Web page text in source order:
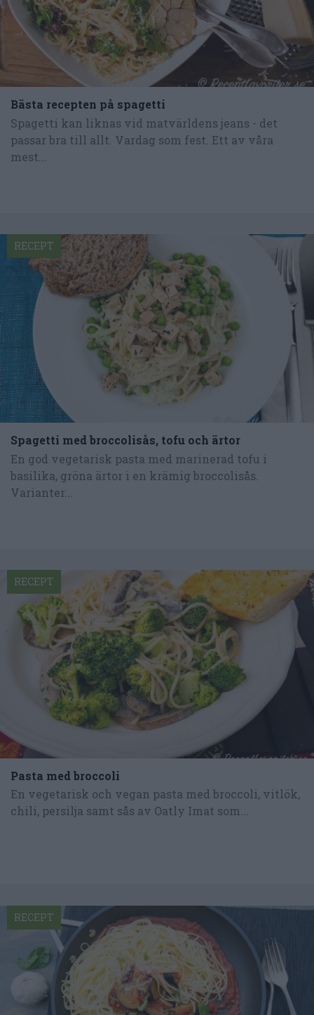
Bästa recepten på spagetti
Spagetti kan liknas vid matvärldens jeans - det
passar bra till allt. Vardag som fest. Ett av våra
mest...
Spagetti med broccolisås, tofu och ärtor
En god vegetarisk pasta med marinerad tofu i
basilika, gröna ärtor i en krämig broccolisås.
Varianter...
RECEPT
Pasta med broccoli
En vegetarisk och vegan pasta med broccoli, vitlök,
chili, persilja samt sås av Oatly Imat som...
RECEPT
RECEPT